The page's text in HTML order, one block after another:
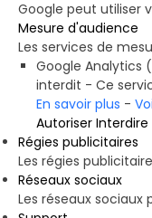
Google peut utiliser
Mesure d'audience
Les services de
Google Analytics
interdit - Ce
En savoir plus -
Autoriser Interdire
Régies publicitaires
Les régies
Réseaux sociaux
Les réseaux